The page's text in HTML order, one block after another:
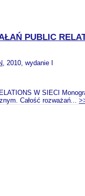
PUBLIC
, 2010, wydanie I
W SIECI
Całość rozważań...